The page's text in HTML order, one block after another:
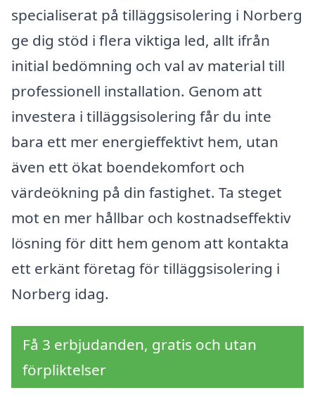
specialiserat på tilläggsisolering i Norberg
ge dig stöd i flera viktiga led, allt ifrån
initial bedömning och val av material till
professionell installation. Genom att
investera i tilläggsisolering får du inte
bara ett mer energieffektivt hem, utan
även ett ökat boendekomfort och
värdeökning på din fastighet. Ta steget
mot en mer hållbar och kostnadseffektiv
lösning för ditt hem genom att kontakta
ett erkänt företag för tilläggsisolering i
Norberg idag.
Få 3 erbjudanden, gratis och utan
förpliktelser